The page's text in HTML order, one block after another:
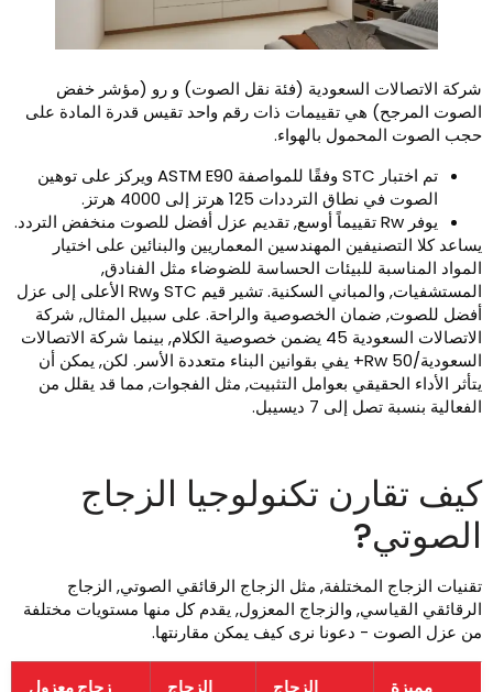
الاتصالات السعودية (فئة نقل الصوت) و رو (مؤشر خفض
المرجح) هي تقييمات ذات رقم واحد تقيس قدرة المادة على
الصوت المحمول بالهواء.
تم اختبار STC وفقًا للمواصفة ASTM E90 ويركز على توهين
الصوت في نطاق الترددات 125 هرتز إلى 4000 هرتز.
يوفر Rw تقييماً أوسع, تقديم عزل أفضل للصوت منخفض التردد.
كلا التصنيفين المهندسين المعماريين والبنائين على اختيار
المناسبة للبيئات الحساسة للضوضاء مثل الفنادق,
المستشفيات, والمباني السكنية. تشير قيم STC وRw الأعلى إلى عزل
للصوت, ضمان الخصوصية والراحة. على سبيل المثال, شركة
الاتصالات السعودية 45 يضمن خصوصية الكلام, بينما شركة الاتصالات
السعودية/Rw 50+ يفي بقوانين البناء متعددة الأسر. لكن, يمكن أن
الأداء الحقيقي بعوامل التثبيت, مثل الفجوات, مما قد يقلل من
بنسبة تصل إلى 7 ديسيبل.
تقارن تكنولوجيا الزجاج
الزجاج المختلفة, مثل الزجاج الرقائقي الصوتي, الزجاج
القياسي, والزجاج المعزول, يقدم كل منها مستويات مختلفة
عزل الصوت - دعونا نرى كيف يمكن مقارنتها.
مميزة
الزجاج
الزجاج
زجاج معزول